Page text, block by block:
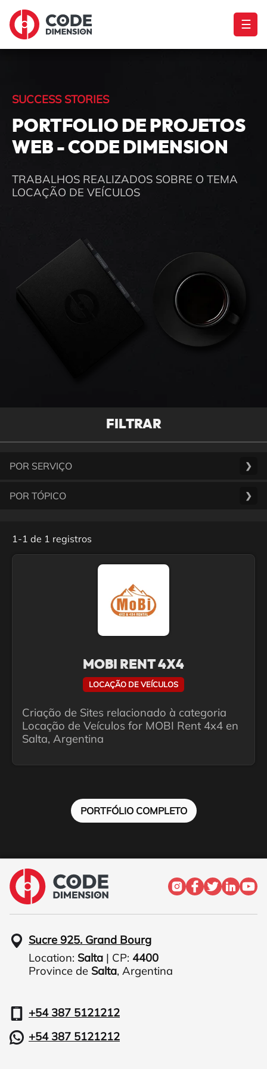
☰
SUCCESS STORIES
PORTFOLIO DE PROJETOS
WEB - CODE DIMENSION
TRABALHOS REALIZADOS SOBRE O TEMA
LOCAÇÃO DE VEÍCULOS
FILTRAR
POR SERVIÇO ❯
POR TÓPICO ❯
1-1 de 1 registros
MOBI RENT 4X4
LOCAÇÃO DE VEÍCULOS
Criação de Sites relacionado à categoria
Locação de Veículos for MOBI Rent 4x4 en
Salta, Argentina
PORTFÓLIO COMPLETO
Sucre 925. Grand Bourg
Location: Salta | CP: 4400
Province de Salta, Argentina
+54 387 5121212
+54 387 5121212